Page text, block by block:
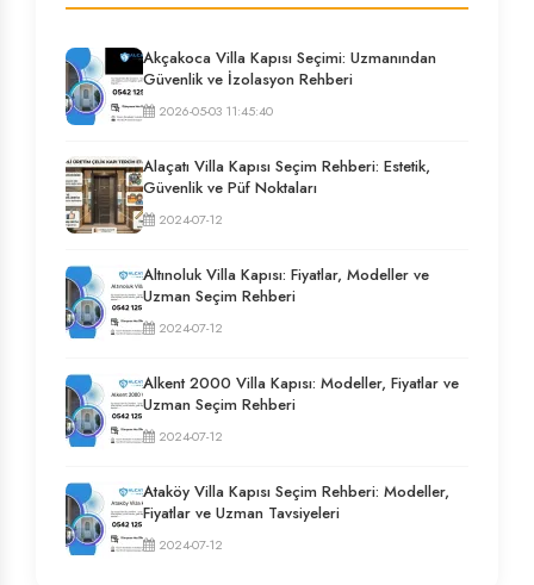
Akçakoca Villa Kapısı Seçimi: Uzmanından
Güvenlik ve İzolasyon Rehberi
2026-05-03 11:45:40
Alaçatı Villa Kapısı Seçim Rehberi: Estetik,
Güvenlik ve Püf Noktaları
2024-07-12
Altınoluk Villa Kapısı: Fiyatlar, Modeller ve
Uzman Seçim Rehberi
2024-07-12
Alkent 2000 Villa Kapısı: Modeller, Fiyatlar ve
Uzman Seçim Rehberi
2024-07-12
Ataköy Villa Kapısı Seçim Rehberi: Modeller,
Fiyatlar ve Uzman Tavsiyeleri
2024-07-12